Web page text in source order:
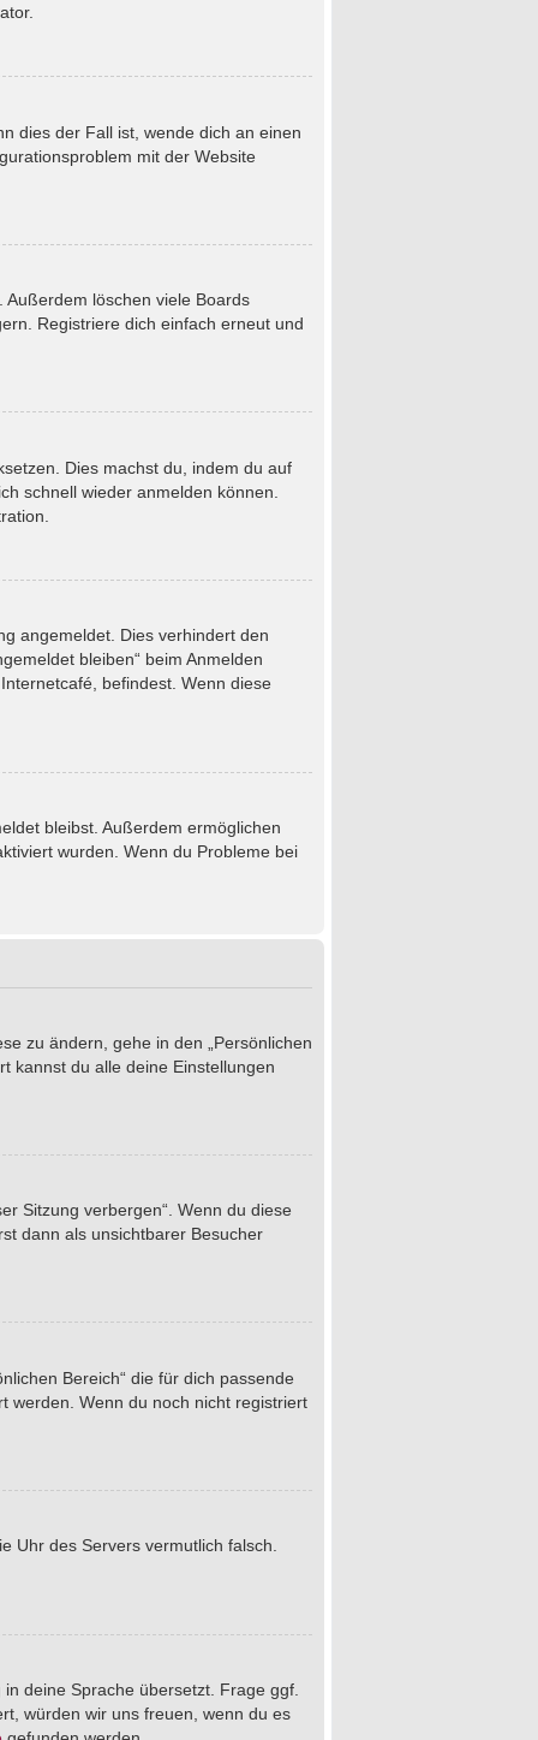
dies der Fall ist, wende dich an einen
mit der Website
löschen viele Boards
Registriere dich einfach erneut und
Dies machst du, indem du auf
schnell wieder anmelden können.
angemeldet. Dies verhindert den
bleiben“ beim Anmelden
befindest. Wenn diese
bleibst. Außerdem ermöglichen
wurden. Wenn du Probleme bei
zu ändern, gehe in den „Persönlichen
kannst du alle deine Einstellungen
Sitzung verbergen“. Wenn du diese
dann als unsichtbarer Besucher
Bereich“ die für dich passende
werden. Wenn du noch nicht registriert
Uhr des Servers vermutlich falsch.
deine Sprache übersetzt. Frage ggf.
würden wir uns freuen, wenn du es